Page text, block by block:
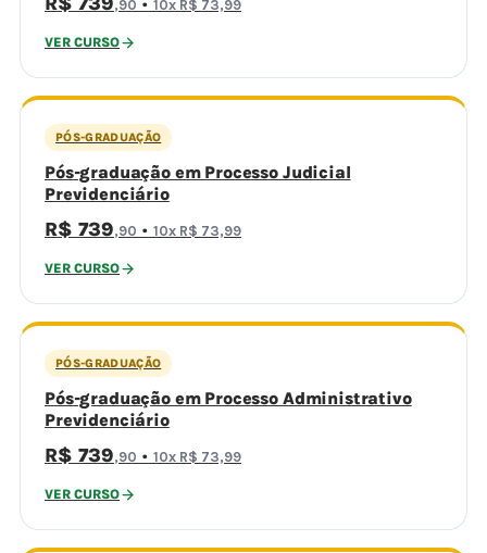
,90 10x R$ 73,99
VER CURSO
PÓS-GRADUAÇÃO
Pós-graduação em Processo Judicial
Previdenciário
R$ 739,90 · 10x R$ 73,99
VER CURSO
PÓS-GRADUAÇÃO
Pós-graduação em Processo Administrativo
Previdenciário
R$ 739,90 · 10x R$ 73,99
VER CURSO